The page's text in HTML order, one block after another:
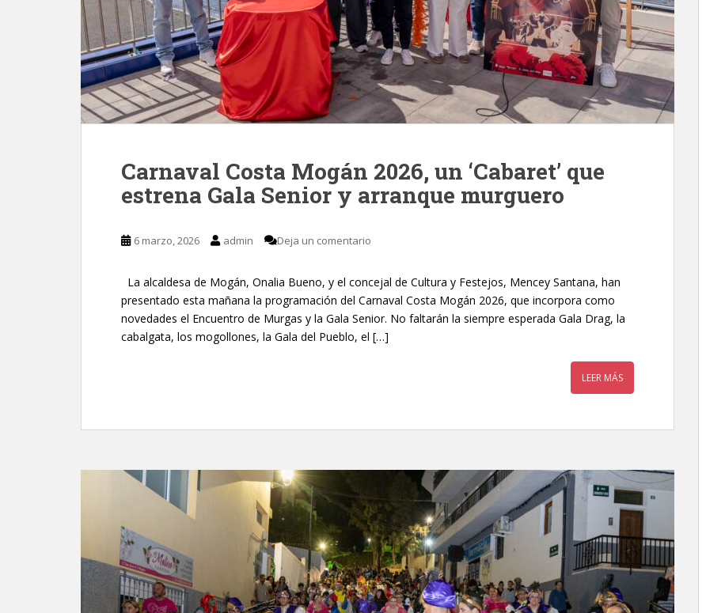
Carnaval Costa Mogán 2026, un ‘Cabaret’ que
estrena Gala Senior y arranque murguero
6 marzo, 2026 admin Deja un comentario
La alcaldesa de Mogán, Onalia Bueno, y el concejal de Cultura y Festejos, Mencey Santana, han
presentado esta mañana la programación del Carnaval Costa Mogán 2026, que incorpora como
novedades el Encuentro de Murgas y la Gala Senior. No faltarán la siempre esperada Gala Drag, la
cabalgata, los mogollones, la Gala del Pueblo, el […]
LEER MÁS